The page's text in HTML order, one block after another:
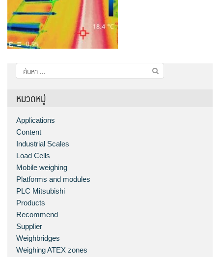
ค้นหา
สำหรับ:
หมวดหมู่
Applications
Content
Industrial Scales
Load Cells
Mobile weighing
Platforms and modules
PLC Mitsubishi
Products
Recommend
Supplier
Weighbridges
Weighing ATEX zones